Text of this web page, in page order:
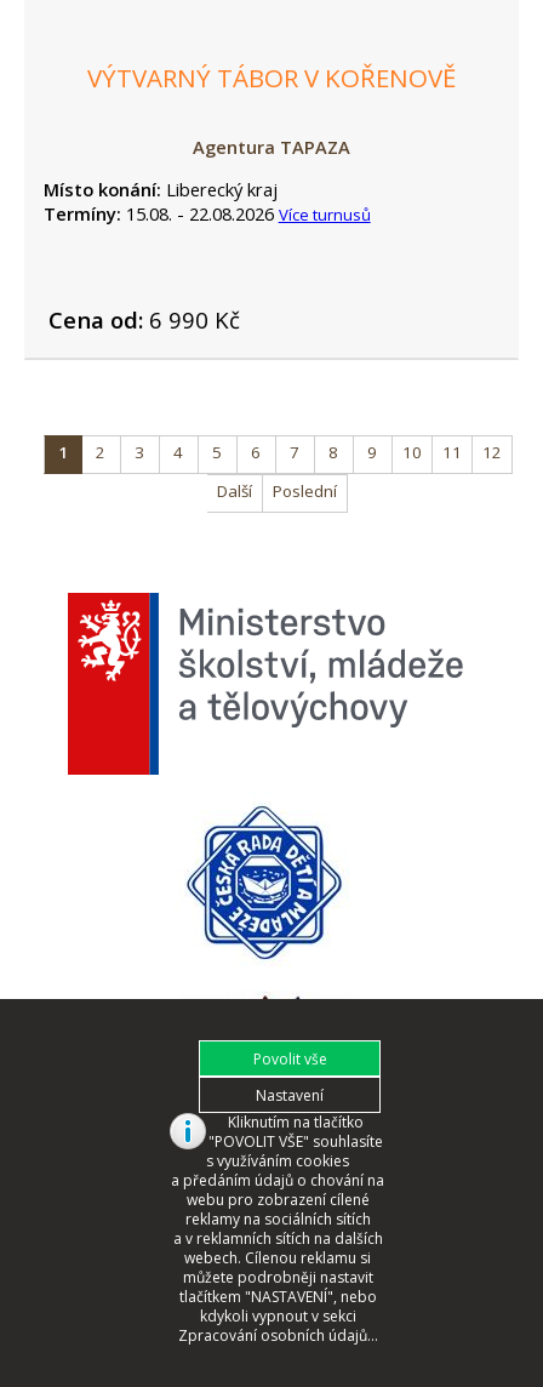
VÝTVARNÝ TÁBOR V KOŘENOVĚ
Agentura TAPAZA
Místo konání: Liberecký kraj
Termíny: 15.08. - 22.08.2026 Více turnusů
Cena od:6 990 Kč
1 2 3 4 5 6 7 8 9 10 11
12
Další
Poslední
Kliknutím na tlačítko
"POVOLIT VŠE" souhlasíte
s využíváním cookies
a předáním údajů o chování na
webu pro zobrazení cílené
reklamy na sociálních sítích
a v reklamních sítích na dalších
webech. Cílenou reklamu si
můžete podrobněji nastavit
tlačítkem "NASTAVENÍ", nebo
kdykoli vypnout v sekci
Zpracování osobních údajů...